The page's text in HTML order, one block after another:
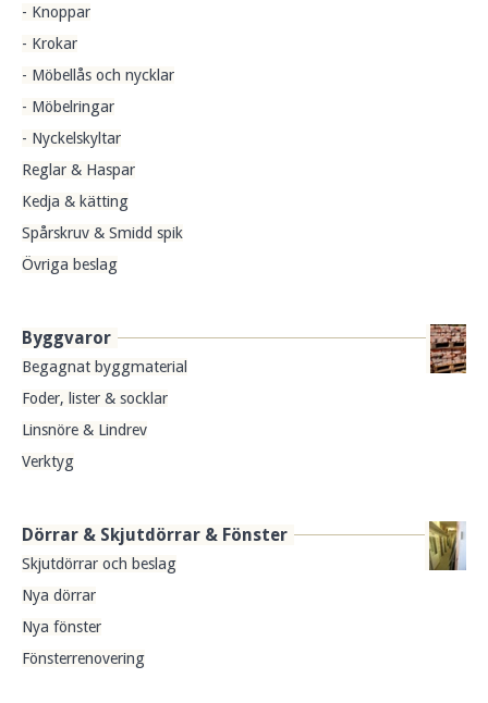
- Knoppar
- Krokar
- Möbellås och nycklar
- Möbelringar
- Nyckelskyltar
Reglar & Haspar
Kedja & kätting
Spårskruv & Smidd spik
Övriga beslag
Byggvaror
Begagnat byggmaterial
Foder, lister & socklar
Linsnöre & Lindrev
Verktyg
Dörrar & Skjutdörrar & Fönster
Skjutdörrar och beslag
Nya dörrar
Nya fönster
Fönsterrenovering